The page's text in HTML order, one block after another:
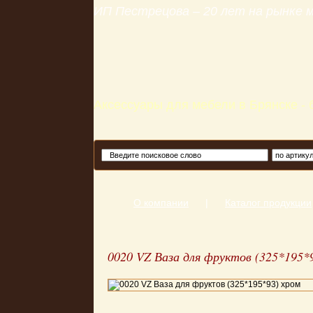
ИП Пестрецова – 20 лет на рынке
Аксессуары для мебели в Брянске
О компании Каталог продукции
0020 VZ Ваза для фруктов